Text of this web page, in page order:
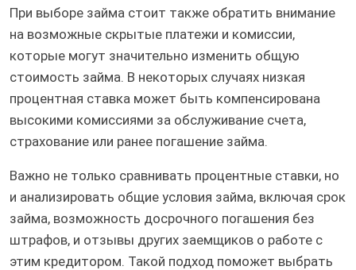
При выборе займа стоит также обратить внимание
на возможные скрытые платежи и комиссии,
которые могут значительно изменить общую
стоимость займа. В некоторых случаях низкая
процентная ставка может быть компенсирована
высокими комиссиями за обслуживание счета,
страхование или ранее погашение займа.
Важно не только сравнивать процентные ставки, но
и анализировать общие условия займа, включая срок
займа, возможность досрочного погашения без
штрафов, и отзывы других заемщиков о работе с
этим кредитором. Такой подход поможет выбрать